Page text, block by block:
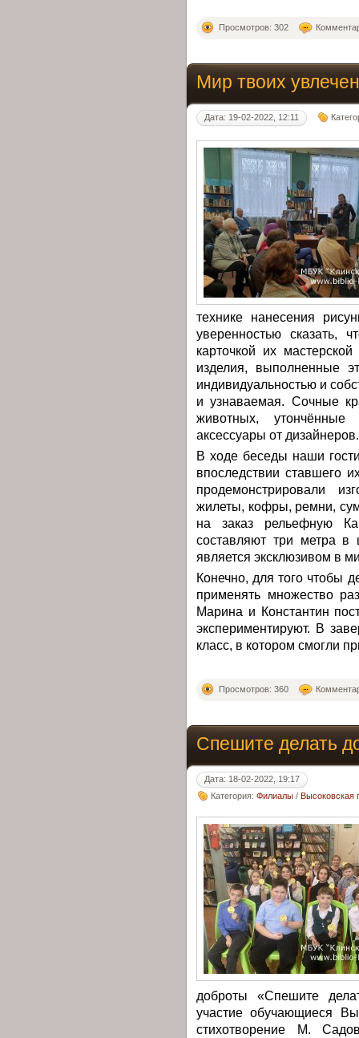
Просмотров: 302
Мир твоих
Дата: 19-02-2022, 12:11
технике нанесения
уверенностью сказать,
карточкой их мастерской
изделия, выполненные
индивидуальностью и
и узнаваемая. Сочные
животных,
аксессуары от дизайнеров.
В ходе беседы наши
впоследствии ставшего
продемонстрировали
жилеты, кофры, ремни,
на заказ рельефную
составляют три метра
является эксклюзивом в
Конечно, для того чтобы
применять множество
Марина и Константин
экспериментируют. В
класс, в котором смогли
Просмотров: 360
Спешите делать
Дата: 18-02-2022, 19:17
Категория: Филиалы / Высоковская
доброты «Спешите
участие обучающиеся
стихотворение М.